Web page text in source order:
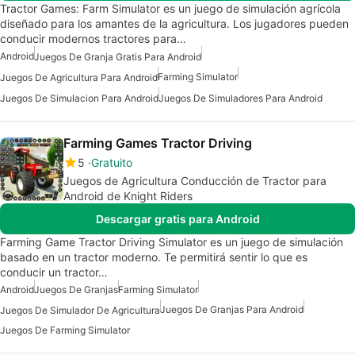
Tractor Games: Farm Simulator es un juego de simulación agrícola
diseñado para los amantes de la agricultura. Los jugadores pueden
conducir modernos tractores para…
AndroidJuegos De Granja Gratis Para Android
Juegos De Agricultura Para AndroidFarming Simulator
Juegos De Simulacion Para AndroidJuegos De Simuladores Para Android
Farming Games Tractor Driving
5 Gratuito
Juegos de Agricultura Conducción de Tractor para
Android de Knight Riders
Descargar gratis para Android
Farming Game Tractor Driving Simulator es un juego de simulación
basado en un tractor moderno. Te permitirá sentir lo que es
conducir un tractor…
AndroidJuegos De GranjasFarming Simulator
Juegos De Simulador De AgriculturaJuegos De Granjas Para Android
Juegos De Farming Simulator